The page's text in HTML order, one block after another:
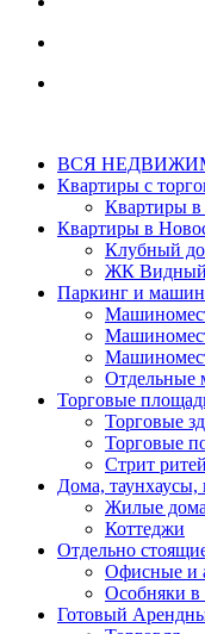
ВСЯ
Квартиры с
Квартиры в
Квартиры в
Клубный
ЖК Видный
Паркинг и
Отдельные
Торговые
Торговые
Торговые
Стрит
Дома, таунхаусы,
Жилые дома
Коттеджи
Отдельно
Офисные и
Особняки
Готовый